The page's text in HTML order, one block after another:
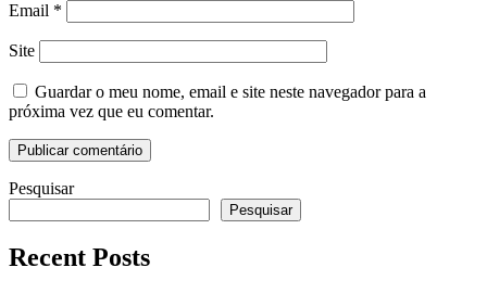
Email *
Site
Guardar o meu nome, email e site neste navegador para a
próxima vez que eu comentar.
Pesquisar
Pesquisar
Recent Posts